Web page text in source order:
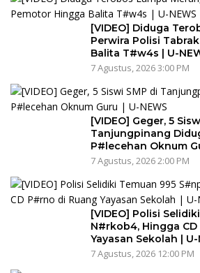
[VIDEO] Diduga
Perwira Polisi
Balita T#w4s | U-
7 Agustus, 2026 3:00 PM
[VIDEO] Geger, 5
Tanjungpinang
P#lecehan Oknum
7 Agustus, 2026 2:00 PM
[VIDEO] Polisi
N#rkob4, Hingga
Yayasan Sekolah | U-
7 Agustus, 2026 12:00 PM